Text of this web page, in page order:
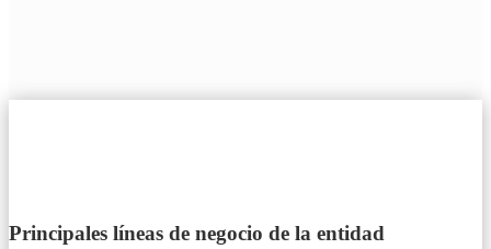
Principales líneas de negocio de la entidad